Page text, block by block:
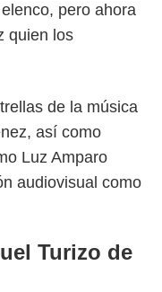
pero ahora
quien los
de la música
así como
Luz Amparo
audiovisual como
Turizo de